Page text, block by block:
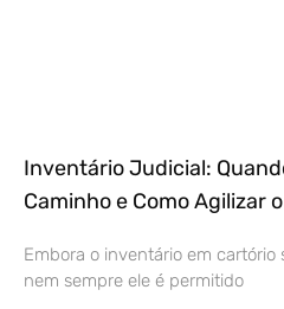
Inventário Judicial:
Caminho e Como Agilizar
Embora o inventário em cartório
nem sempre ele é permitido